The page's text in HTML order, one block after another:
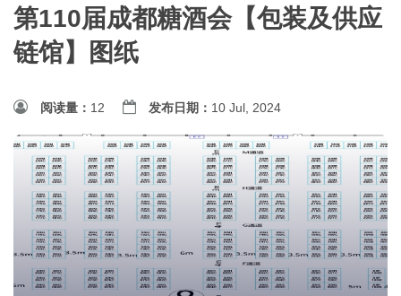
第110届成都糖酒会【包装及供应
链馆】图纸
阅读量： 12 发布日期： 10 Jul, 2024